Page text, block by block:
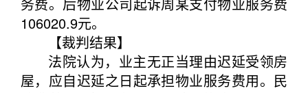
106020.9元。
【裁判结果】
法院认为，业主无正当理由迟延受领房
屋，应自迟延之日起承担物业服务费用。民